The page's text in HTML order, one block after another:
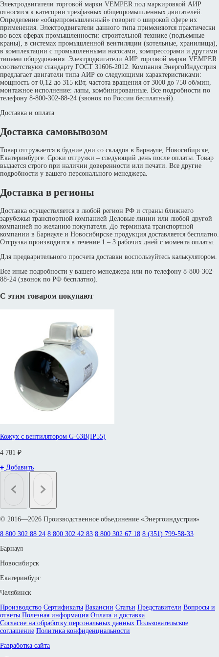
Электродвигатели торговой марки VEMPER под маркировкой АИР
относятся к категории трехфазных общепромышленных двигателей.
Определение «общепромышленный» говорит о широкой сфере их
применения. Электродвигатели данного типа применяются практически
во всех сферах промышленности: строительной технике (подъемные
краны), в системах промышленной вентиляции (котельные, хранилища),
в комплектации с промышленными насосами, компрессорами и другими
типами оборудования. Электродвигатели АИР торговой марки VEMPER
соответствуют стандарту ГОСТ 31606-2012. Компания ЭнергоИндустрия
предлагает двигатели типа АИР со следующими характеристиками:
мощность от 0,12 до 315 кВт, частота вращения от 3000 до 750 об/мин,
монтажное исполнение: лапы, комбинированные. Все подробности по
телефону 8-800-302-88-24 (звонок по России бесплатный).
Доставка и оплата
Доставка самовывозом
Товар отгружается в будние дни со складов в Барнауле, Новосибирске,
Екатеринбурге. Сроки отгрузки – следующий день после оплаты. Товар
выдается строго при наличии доверенности или печати. Все другие
подробности у вашего персонального менеджера.
Доставка в регионы
Доставка осуществляется в любой регион РФ и страны ближнего
зарубежья транспортной компанией Деловые линии или любой другой
компанией по желанию покупателя. До терминала транспортной
компании в Барнауле и Новосибирске продукция доставляется бесплатно.
Отгрузка производится в течение 1 – 3 рабочих дней с момента оплаты.
Для предварительного просчета доставки воспользуйтесь калькулятором.
Все иные подробности у вашего менеджера или по телефону 8-800-302-
88-24 (звонок по РФ бесплатно).
С этим товаром покупают
Кожух с вентилятором G-63B(IP55)
4 781 ₽
Добавить
© 2016—2026 Производственное объединение «Энергоиндустрия»
8 800 302 88 24 8 800 302 42 83 8 800 302 67 18 8 (351) 799-58-33
Барнаул
Новосибирск
Екатеринбург
Челябинск
Производство Сертификаты Вакансии Статьи Представители Вопросы и
ответы Полезная информация Оплата и доставка
Согласие на обработку персональных данных Пользовательское
соглашение Политика конфиденциальности
Разработка сайта